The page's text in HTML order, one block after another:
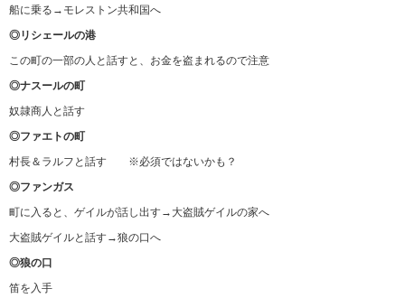
船に乗る→モレストン共和国へ
◎リシェールの港
この町の一部の人と話すと、お金を盗まれるので注意
◎ナスールの町
奴隷商人と話す
◎ファエトの町
村長＆ラルフと話す ※必須ではないかも？
◎ファンガス
町に入ると、ゲイルが話し出す→大盗賊ゲイルの家へ
大盗賊ゲイルと話す→狼の口へ
◎狼の口
笛を入手